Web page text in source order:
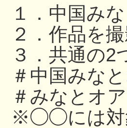
１．中国み
２．作品を
３．共通の2
＃中国みな
＃みなとオ
※◯◯には対